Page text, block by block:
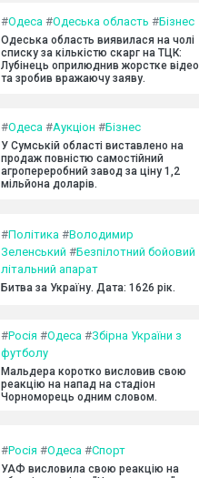
#Одеса #Одеська область #Бізнес
Одеська область виявилася на чолі
списку за кількістю скарг на ТЦК:
Лубінець оприлюднив жорстке відео
та зробив вражаючу заяву.
#Одеса #Аукціон #Бізнес
У Сумській області виставлено на
продаж повністю самостійний
агропереробний завод за ціну 1,2
мільйона доларів.
#Політика #Володимир
Зеленський #Безпілотний бойовий
літальний апарат
Битва за Україну. Дата: 1626 рік.
#Росія #Одеса #Збірна України з
футболу
Мальдера коротко висловив свою
реакцію на напад на стадіон
Чорноморець одним словом.
#Росія #Одеса #Спорт
УАФ висловила свою реакцію на